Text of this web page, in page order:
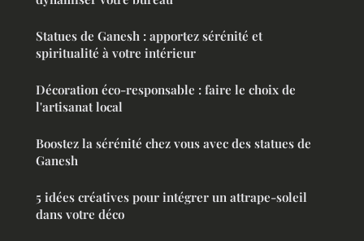
Statues de Ganesh : apportez sérénité et
spiritualité à votre intérieur
Décoration éco-responsable : faire le choix de
l'artisanat local
Boostez la sérénité chez vous avec des statues de
Ganesh
5 idées créatives pour intégrer un attrape-soleil
dans votre déco